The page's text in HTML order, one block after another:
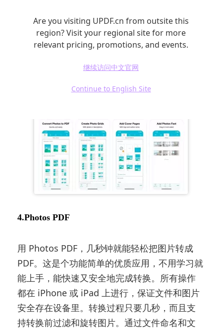
Are you visiting UPDF.cn from outsite this
region? Visit your regional site for more
relevant pricing, promotions, and events.
继续访问中文官网
Continue to English Site
储存后能分享到任何平台。
界面简单易懂。
4.Photos PDF
用 Photos PDF，几秒钟就能轻松把图片转成
PDF。这是个功能简单的优质应用，不用学习就
能上手，能快速又安全地完成转换。所有操作
都在 iPhone 或 iPad 上进行，保证文件和图片
安全存在设备里。转换过程只要几秒，而且支
持转换前过滤和旋转图片。通过文件命名和文